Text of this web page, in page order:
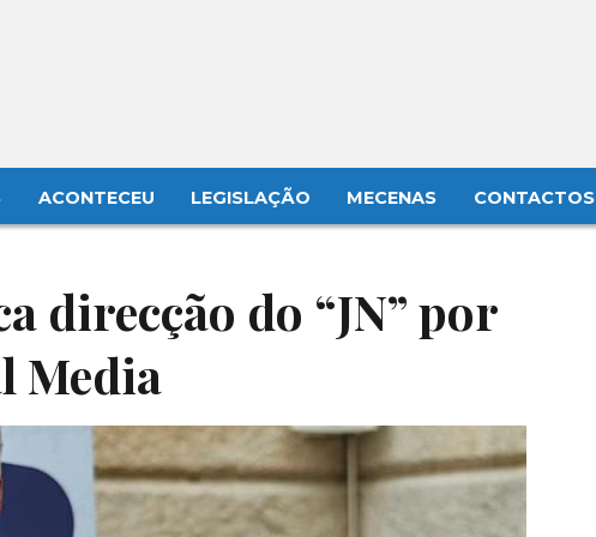
ACONTECEU LEGISLAÇÃO MECENAS CONTACTOS
direcção do “JN” por
Media